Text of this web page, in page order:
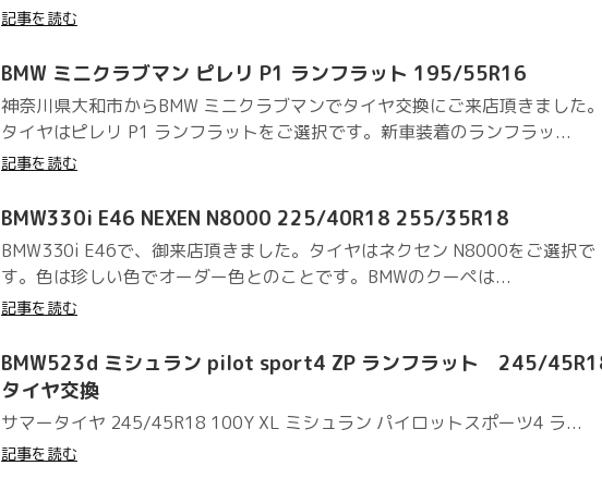
記事を読む
BMW ミニクラブマン ピレリ P1 ランフラット 195/55R16
神奈川県大和市からBMW ミニクラブマンでタイヤ交換にご来店頂きました。
タイヤはピレリ P1 ランフラットをご選択です。新車装着のランフラッ...
記事を読む
BMW330i E46 NEXEN N8000 225/40R18 255/35R18
BMW330i E46で、御来店頂きました。タイヤはネクセン N8000をご選択で
す。色は珍しい色でオーダー色とのことです。BMWのクーペは...
記事を読む
BMW523d ミシュラン pilot sport4 ZP ランフラット 245/
タイヤ交換
サマータイヤ 245/45R18 100Y XL ミシュラン パイロットスポーツ4 ラ...
記事を読む